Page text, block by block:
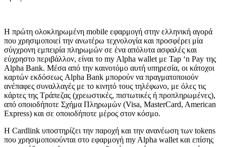
H πρώτη ολοκληρωμένη mobile εφαρμογή στην ελληνική αγορά
που χρησιμοποιεί την ανωτέρω τεχνολογία και προσφέρει μία
σύγχρονη εμπειρία πληρωμών σε ένα απόλυτα ασφαλές και
εύχρηστο περιβάλλον, είναι το my Alpha wallet με Tap ‘n Pay της
Alpha Bank. Μέσα από την καινοτόμο αυτή υπηρεσία, oι κάτοχοι
καρτών εκδόσεως Alpha Bank μπορούν να πραγματοποιούν
ανέπαφες συναλλαγές με το κινητό τους τηλέφωνο, με όλες τις
κάρτες της Τράπεζας (χρεωστικές, πιστωτικές ή προπληρωμένες),
από οποιοδήποτε Σχήμα Πληρωμών (Visa, MasterCard, American
Express) και σε οποιοδήποτε μέρος στον κόσμο.
H Cardlink υποστηρίζει την παροχή και την ανανέωση των tokens
που χρησιμοποιούνται στο εφαρμογή my Alpha wallet και επίσης